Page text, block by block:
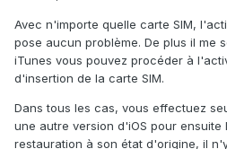
Avec n'importe quelle carte SIM,
pose aucun problème. De plus il me
iTunes vous pouvez procéder à
d'insertion de la carte SIM.
Dans tous les cas, vous effectuez
une autre version d'iOS pour ensuite
restauration à son état d'origine, il